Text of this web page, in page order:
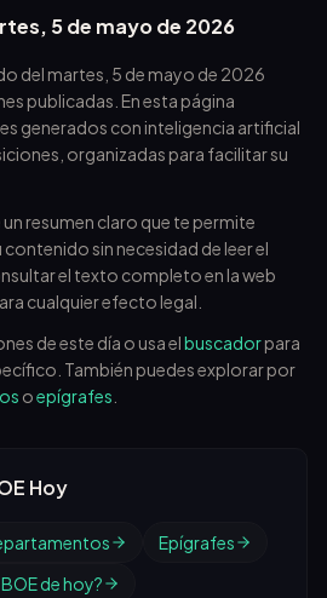
5 de mayo de 2026
del martes, 5 de mayo de 2026
publicadas. En esta página
generados con inteligencia artificial
organizadas para facilitar su
resumen claro que te permite
sin necesidad de leer el
el texto completo en la web
cualquier efecto legal.
de este día o usa elbuscadorpara
También puedes explorar por
oepígrafes
Hoy
Epígrafes
de hoy?